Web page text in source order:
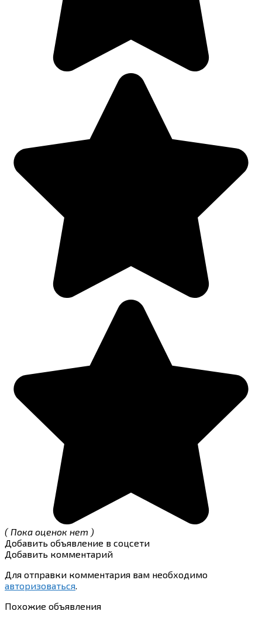
( Пока оценок нет )
Добавить объявление в соцсети
Добавить комментарий
Для отправки комментария вам необходимо
авторизоваться.
Похожие объявления